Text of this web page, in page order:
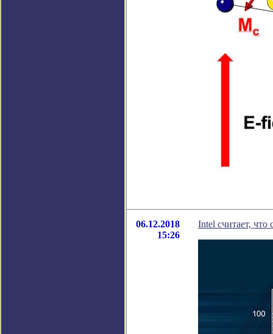
06.12.2018
15:26
Intel считает,